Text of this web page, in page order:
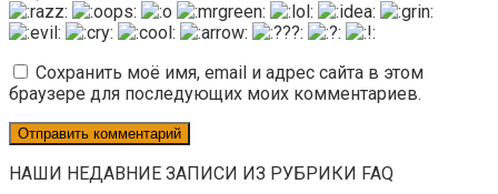
Сохранить моё имя, email и адрес сайта в этом
браузере для последующих моих комментариев.
НАШИ НЕДАВНИЕ ЗАПИСИ ИЗ РУБРИКИ FAQ